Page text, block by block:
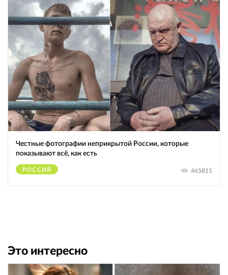
Честные фотографии неприкрытой России, которые
показывают всё, как есть
РОССИЯ 465815
Это интересно